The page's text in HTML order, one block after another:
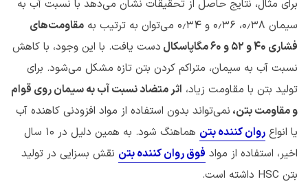
برای مثال، نتایج حاصل از تحقیقات نشان می‌دهد با نسبت آب به
سیمان ۰٫۳۸، ۰٫۳۶ و ۰٫۳۴ می‌توان به ترتیب به
مقاومت‌های
فشاری ۴۰ و ۵۲ و ۶۰ مگاپاسکال
دست یافت. با این وجود، با کاهش
نسبت آب به سیمان، متراکم کردن بتن تازه مشکل‌ می‌شود. برای
تولید بتن با مقاومت زیاد، اثر متضاد نسبت آب به سیمان روی قوام
و مقاومت بتن، نمی‌تواند بدون استفاده از مواد افزودنی کاهنده آب
یا انواع روان کننده‌ بتن
هماهنگ شود. به همین دلیل در ۱۰ سال
اخیر، استفاده از مواد فوق روان کننده بتن نقش بسزایی در تولید
بتن HSC داشته است.